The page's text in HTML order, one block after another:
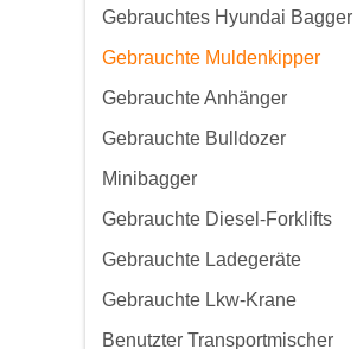
Gebrauchtes Hyundai Bagger
Gebrauchte Muldenkipper
Gebrauchte Anhänger
Gebrauchte Bulldozer
Minibagger
Gebrauchte Diesel-Forklifts
Gebrauchte Ladegeräte
Gebrauchte Lkw-Krane
Benutzter Transportmischer